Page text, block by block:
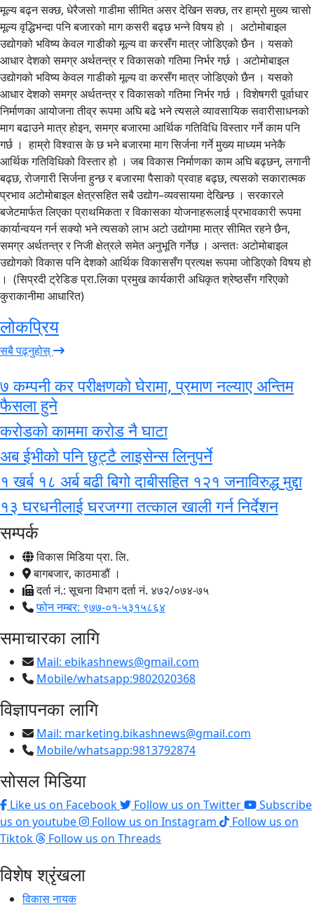
मूल्य बढ्न सक्छ, धेरैजसो गाडीमा सीमित असर देखिन सक्छ, तर हाम्रो मुख्य चासो
मूल्य वृद्धिभन्दा पनि बजारको माग कसरी बढ्छ भन्ने विषय हो । अटोमोबाइल
उद्योगको भविष्य केवल गाडीको मूल्य वा करसँग मात्र जोडिएको छैन । यसको
आधार देशको समग्र अर्थतन्त्र र विकासको गतिमा निर्भर गर्छ । अटोमोबाइल
उद्योगको भविष्य केवल गाडीको मूल्य वा करसँग मात्र जोडिएको छैन । यसको
आधार देशको समग्र अर्थतन्त्र र विकासको गतिमा निर्भर गर्छ । विशेषगरी पूर्वाधार
निर्माणका आयोजना तीव्र रूपमा अघि बढे भने त्यसले व्यावसायिक सवारीसाधनको
माग बढाउने मात्र होइन, समग्र बजारमा आर्थिक गतिविधि विस्तार गर्ने काम पनि
गर्छ । हाम्रो विश्वास के छ भने बजारमा माग सिर्जना गर्ने मुख्य माध्यम भनेकै
आर्थिक गतिविधिको विस्तार हो । जब विकास निर्माणका काम अघि बढ्छन्, लगानी
बढ्छ, रोजगारी सिर्जना हुन्छ र बजारमा पैसाको प्रवाह बढ्छ, त्यसको सकारात्मक
प्रभाव अटोमोबाइल क्षेत्रसहित सबै उद्योग–व्यवसायमा देखिन्छ । सरकारले
बजेटमार्फत लिएका प्राथमिकता र विकासका योजनाहरूलाई प्रभावकारी रूपमा
कार्यान्वयन गर्न सक्यो भने त्यसको लाभ अटो उद्योगमा मात्र सीमित रहने छैन,
समग्र अर्थतन्त्र र निजी क्षेत्रले समेत अनुभूति गर्नेछ । अन्ततः अटोमोबाइल
उद्योगको विकास पनि देशको आर्थिक विकाससँग प्रत्यक्ष रूपमा जोडिएको विषय हो
। (सिप्रदी ट्रेडिङ प्रा.लिका प्रमुख कार्यकारी अधिकृत श्रेष्ठसँग गरिएको
कुराकानीमा आधारित)
लोकप्रिय
सबै पढ्नुहोस्
७ कम्पनी कर परीक्षणको घेरामा, प्रमाण नल्याए अन्तिम
फैसला हुने
करोडको काममा करोड नै घाटा
अब ईभीको पनि छुट्टै लाइसेन्स लिनुपर्ने
१ खर्ब १८ अर्ब बढी बिगो दाबीसहित १२१ जनाविरुद्ध मुद्दा
१३ घरधनीलाई घरजग्गा तत्काल खाली गर्न निर्देशन
सम्पर्क
विकास मिडिया प्रा. लि.
बागबजार, काठमाडौं ।
दर्ता नं.: सूचना विभाग दर्ता नं. ४७२/०७४-७५
फोन नम्बर: ९७७-०१-५३१५८६४
समाचारका लागि
Mail: ebikashnews@gmail.com
Mobile/whatsapp:9802020368
विज्ञापनका लागि
Mail: marketing.bikashnews@gmail.com
Mobile/whatsapp:9813792874
सोसल मिडिया
Like us on Facebook Follow us on Twitter
Subscribe
us on youtube
Follow us on Instagram
Follow us on
Tiktok
Follow us on Threads
विशेष श्रृंखला
विकास नायक